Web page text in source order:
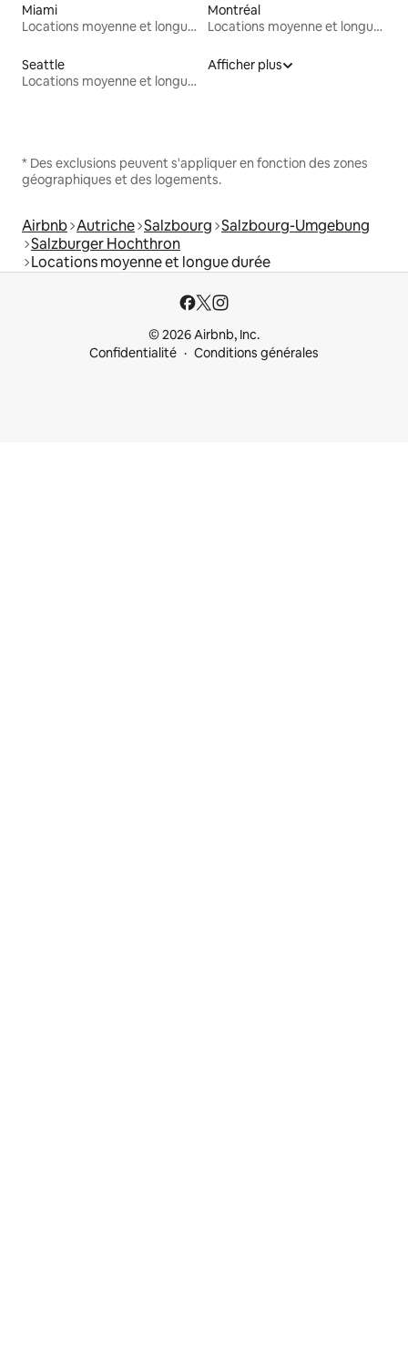
Miami
Locations moyenne et longue durée
Montréal
Locations moyenne et longue durée
Seattle
Locations moyenne et longue durée
Afficher plus
* Des exclusions peuvent s'appliquer en fonction des zones
géographiques et des logements.
Airbnb Autriche Salzbourg Salzbourg-Umgebung
Salzburger Hochthron
Locations moyenne et longue durée
© 2026 Airbnb, Inc.
Confidentialité
Conditions générales